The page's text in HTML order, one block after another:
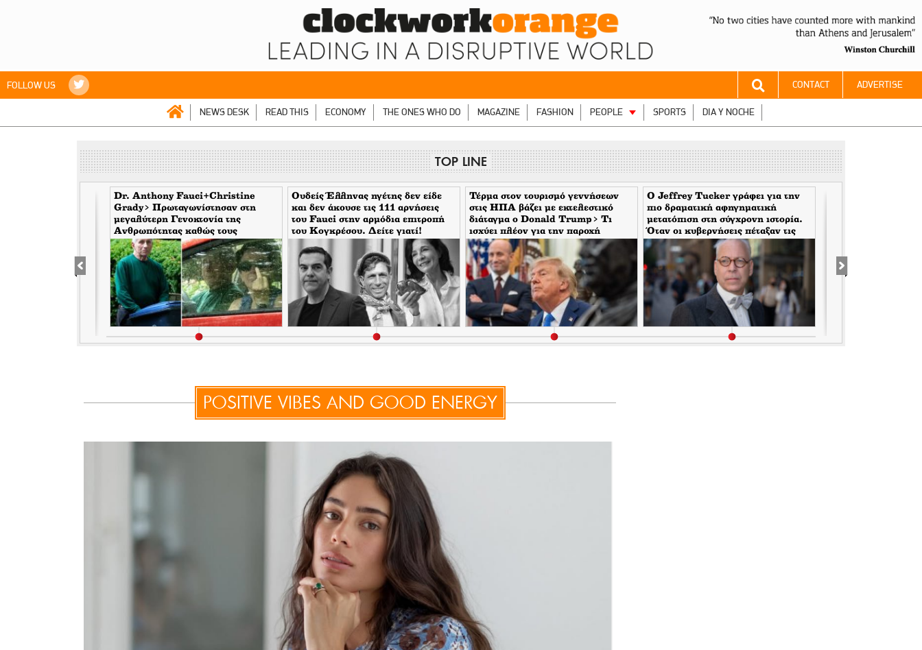
FOLLOW US CONTACT ADVERTISE
NEWS DESK READ THIS ECONOMY THE ONES WHO DO MAGAZINE FASHION PEOPLE SPORTS DIA Y NOCHE
TOP LINE
Dr. Anthony Fauci+Christine
Grady> Πρωταγωνίστησαν στη
μεγαλύτερη Γενοκτονία της
Ανθρωπότητας καθώς τους
κάλυπταν οι μηντιακές ερπύστριες
του deep state. Τώρα η σύζυγος
υψώνει το δάχτυλο στους
φωτορεπόρτερ
Ουδείς Έλληνας ηγέτης δεν είδε
και δεν άκουσε τις 111 αρνήσεις
του Fauci στην αρμόδια επιτροπή
του Κογκρέσου. Δείτε γιατί!
Τέρμα στον τουρισμό γεννήσεων
στις ΗΠΑ βάζει με εκτελεστικό
διάταγμα ο Donald Trump> Τι
ισχύει πλέον για την παροχή
υπηκοότητας
Ο Jeffrey Tucker γράφει για την
πιο δραματική αφηγηματική
μετατόπιση στη σύγχρονη ιστορία.
Όταν οι κυβερνήσεις πέταξαν τις
μάσκες τους
POSITIVE VIBES AND GOOD ENERGY